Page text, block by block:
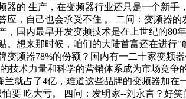
的 生产，在变频器行业还只是一个新手
，自己也会承受不住 。 二问：变频器的
国内最早开发变频技术是在上世纪的80
。想来那时候，咱们的大陆首富还在进行"
变频器78%的份额？国内有一二十家变频
技术力量和科学的营销体系成为市场竞争
就占了4亿，难道这些品牌的变频器加在
要 吃大亏。 四问：发明家--刘永言？好笑